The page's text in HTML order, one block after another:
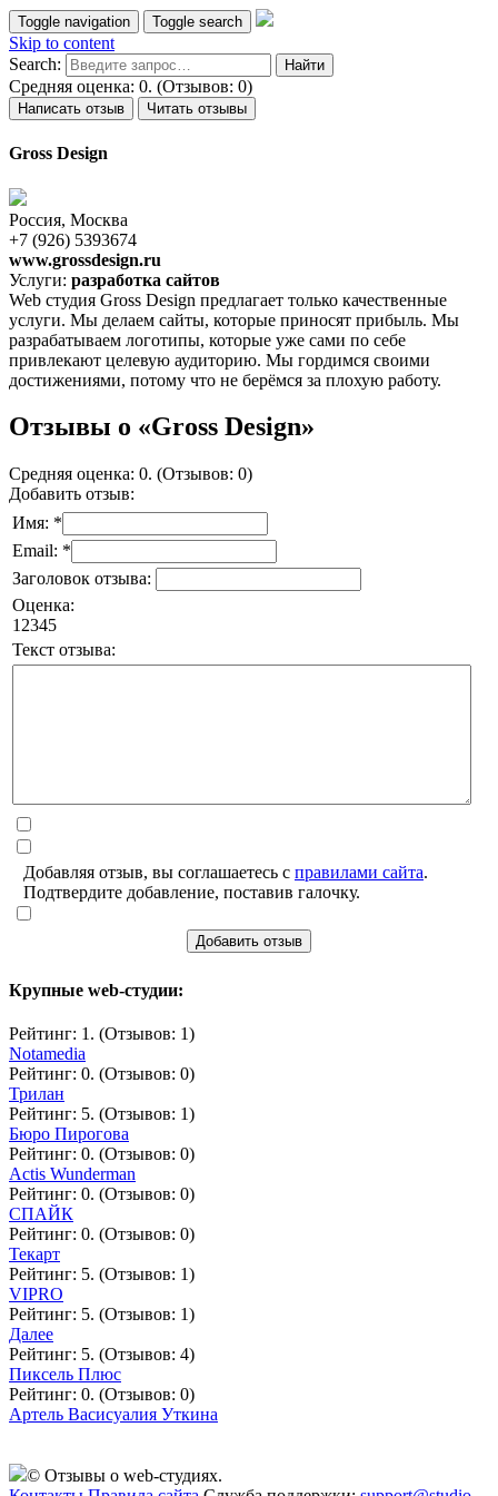
Toggle navigation Toggle search
Skip to content
Search:
Средняя оценка: 0. (Отзывов: 0)
Написать отзыв Читать отзывы
Gross Design
Россия, Москва
+7 (926) 5393674
www.grossdesign.ru
Услуги: разработка сайтов
Web студия Gross Design предлагает только качественные
услуги. Мы делаем сайты, которые приносят прибыль. Мы
разрабатываем логотипы, которые уже сами по себе
привлекают целевую аудиторию. Мы гордимся своими
достижениями, потому что не берёмся за плохую работу.
Отзывы о «Gross Design»
Средняя оценка: 0. (Отзывов: 0)
Добавить отзыв:
Имя: *
Email: *
Заголовок отзыва:
Оценка:
1 2345
Текст отзыва:
Добавляя отзыв, вы соглашаетесь с правилами сайта.
Подтвердите добавление, поставив галочку.
Добавить отзыв
Крупные web-студии:
Рейтинг: 1. (Отзывов: 1)
Notamedia
Рейтинг: 0. (Отзывов: 0)
Трилан
Рейтинг: 5. (Отзывов: 1)
Бюро Пирогова
Рейтинг: 0. (Отзывов: 0)
Actis Wunderman
Рейтинг: 0. (Отзывов: 0)
СПАЙК
Рейтинг: 0. (Отзывов: 0)
Текарт
Рейтинг: 5. (Отзывов: 1)
VIPRO
Рейтинг: 5. (Отзывов: 1)
Далее
Рейтинг: 5. (Отзывов: 4)
Пиксель Плюс
Рейтинг: 0. (Отзывов: 0)
Артель Васисуалия Уткина
© Отзывы о web-студиях.